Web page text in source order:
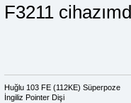
F3211
Huğlu 103 FE (112KE) Süperpoze
İngiliz Pointer Dişi